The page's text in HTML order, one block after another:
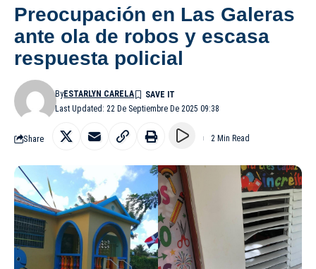
Preocupación en Las Galeras
ante ola de robos y escasa
respuesta policial
Last Updated: 22 De Septiembre De 2025 09:38
ByESTARLYN CARELA
Share 2 Min Read